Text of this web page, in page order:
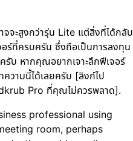
จะสูงกว่ารุ่น Lite แต่สิ่งที่ได้กลับ
อร์ที่ครบครัน ซึ่งถือเป็นการลงทุน
บ หากคุณอยากเจาะลึกฟีเจอร์
วามนี้ได้เลยครับ [ลิงก์ไป
Pro ที่คุณไม่ควรพลาด].
professional using
room, perhaps